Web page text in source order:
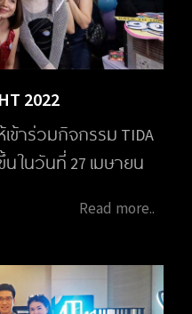
2022
ข้าร่วมกิจกรรม TIDA
น ในวันที่ 27 เมษายน
โดยสมาคมมํณฑกร
Read more..